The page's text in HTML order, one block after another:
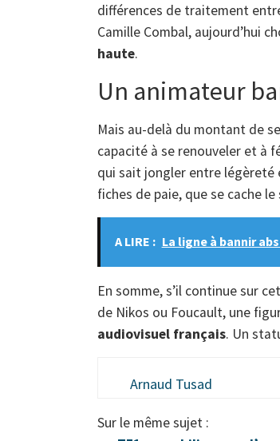
différences de traitement
Camille Combal, aujourd’hui
haute.
Un animateur
Mais au-delà du montant de
capacité à se renouveler et à
qui sait jongler entre légèreté
fiches de paie, que se cache
A LIRE : La ligne à bannir
En somme, s’il continue sur
de Nikos ou Foucault, une
audiovisuel français. Un
Arnaud Tusad
Sur le même sujet :